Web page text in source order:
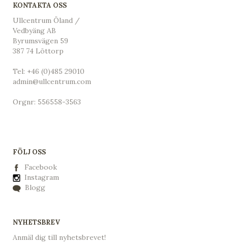
KONTAKTA OSS
Ullcentrum Öland /
Vedbyäng AB
Byrumsvägen 59
387 74 Löttorp
Tel: +46 (0)485 29010
admin@ullcentrum.com
Orgnr: 556558-3563
FÖLJ OSS
Facebook
Instagram
Blogg
NYHETSBREV
Anmäl dig till nyhetsbrevet!